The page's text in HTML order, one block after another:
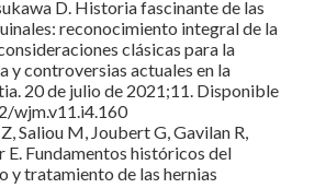
D. Historia fascinante de las
reconocimiento integral de la
clásicas para la
y controversias actuales en la
20 de julio de 2021;11. Disponible
wjm.v11.i4.160
Saliou M, Joubert G, Gavilan R,
E. Fundamentos históricos del
y tratamiento de las hernias